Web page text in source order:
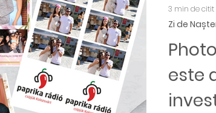
este
este
Zi de
3 min de citit